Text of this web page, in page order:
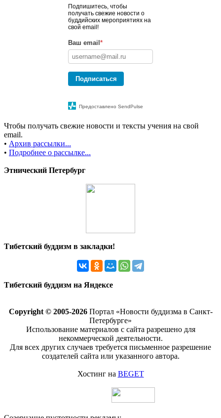
Подпишитесь, чтобы
получать свежие новости о
буддийских мероприятиях на
свой email!
Ваш email *
Подписаться
Предоставлено SendPulse
Чтобы получать свежие новости и тексты учения на свой
email.
• Архив рассылки...
• Подробнее о рассылке...
Этнический Петербург
Тибетский буддизм в закладки!
Тибетский буддизм на Яндексе
Copyright © 2005-2026Портал «Новости буддизма в Санкт-
Петербурге»
Использование материалов с сайта разрешено для
некоммерческой деятельности.
Для всех других случаев требуется письменное разрешение
создателей сайта или указанного автора.
Хостинг на BEGET